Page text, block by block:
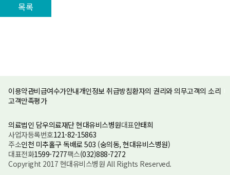
목록
이용약관비급여수가안내개인정보 취급방침환자의 권리와 의무고객의 소리
고객만족평가
의료법인 담우의료재단 현대유비스병원대표안태희
사업자등록번호121-82-15863
주소인천 미추홀구 독배로 503 (숭의동, 현대유비스병원)
대표전화1599-7277팩스(032)888-7272
Copyright 2017 현대유비스병원 All Rights Reserved.